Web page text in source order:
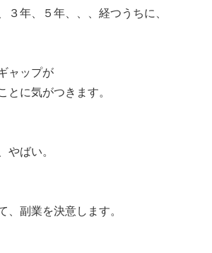
３年、５年、、、経つうちに、
ャップが
とに気がつきます。
やばい。
、副業を決意します。